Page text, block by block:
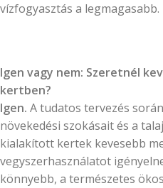
vízfogyasztás a legmagasabb.
Igen vagy nem: Szeretnél
kertben?
Igen. A tudatos tervezés
növekedési szokásait és a
kialakított kertek kevesebb
vegyszerhasználatot
könnyebb, a természetes